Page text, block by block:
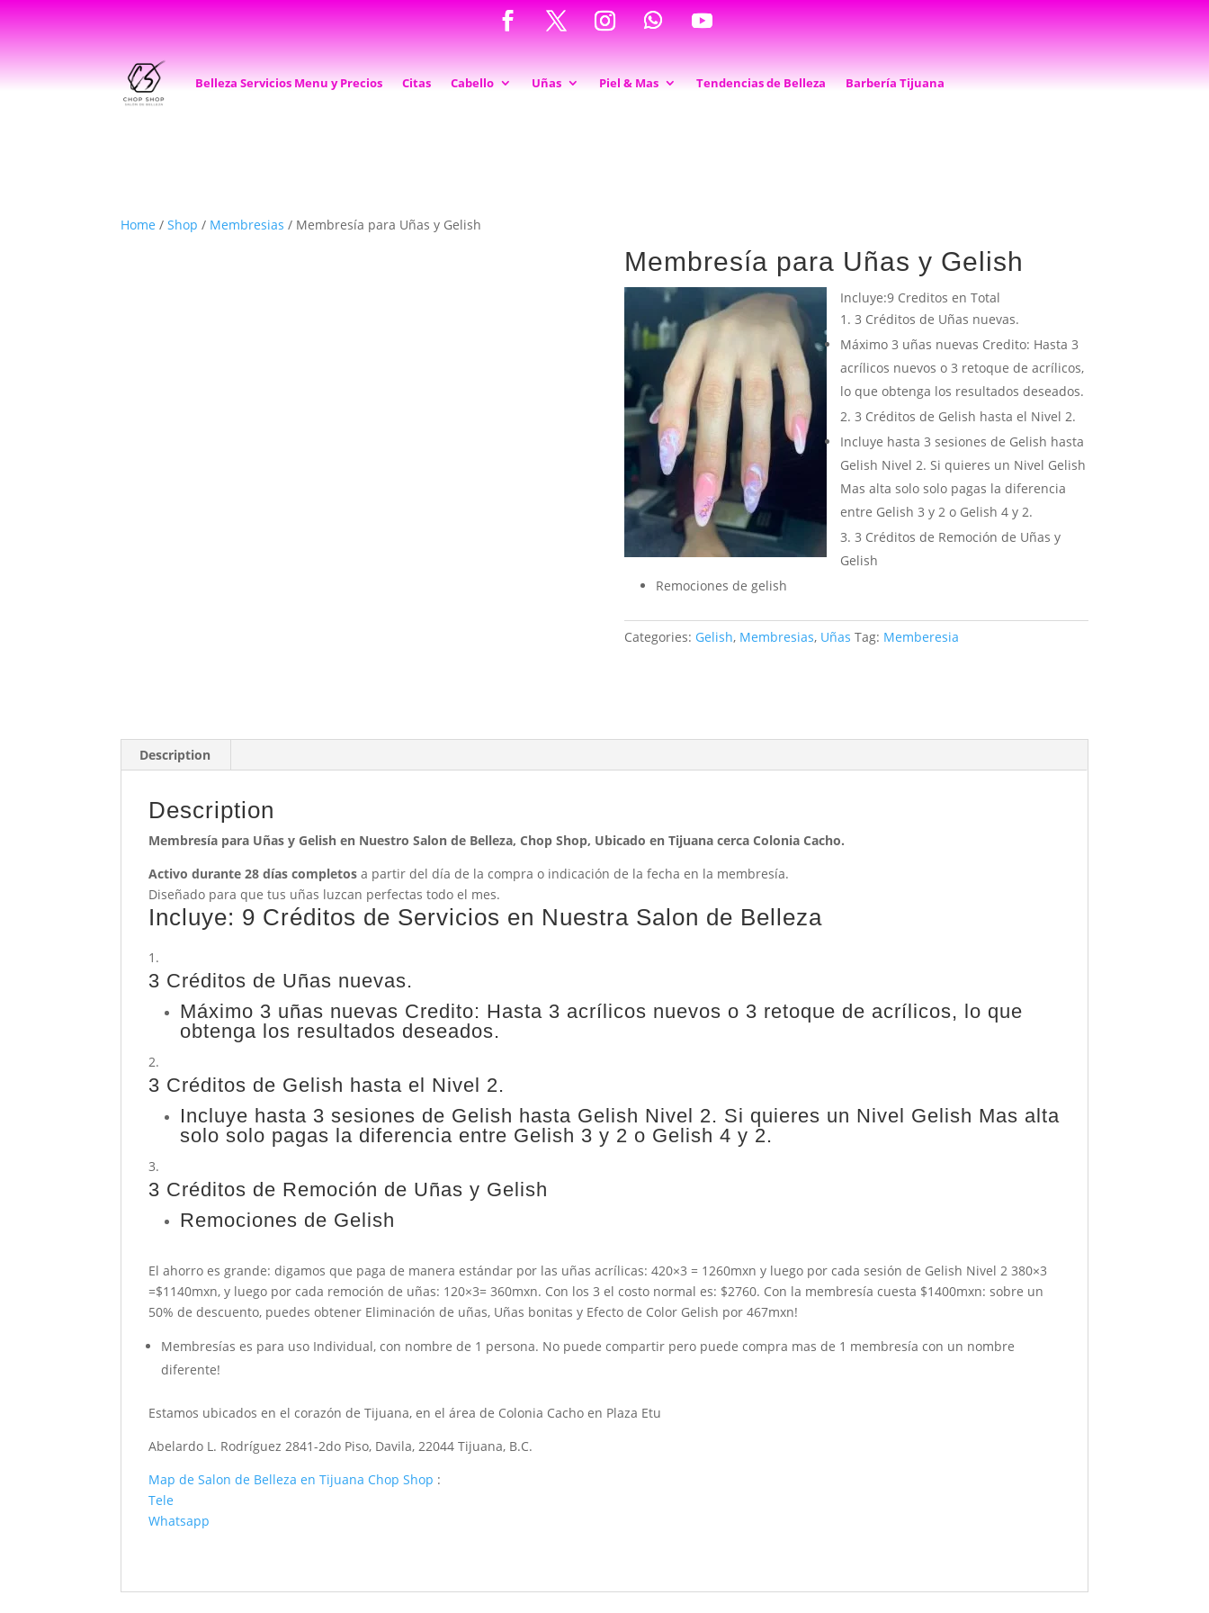
Belleza Servicios Menu y Precios Citas Cabello Uñas Piel & Mas Tendencias de Belleza Barbería Tijuana
Home /Shop / Membresias / Membresía para Uñas y Gelish
Membresía para Uñas y Gelish
Incluye:9 Creditos en Total
3 Créditos de Uñas nuevas.
Máximo 3 uñas nuevas Credito: Hasta 3
acrílicos nuevos o 3 retoque de acrílicos,
lo que obtenga los resultados deseados.
3 Créditos de Gelish hasta el Nivel 2.
Incluye hasta 3 sesiones de Gelish hasta
Gelish Nivel 2. Si quieres un Nivel Gelish
Mas alta solo solo pagas la diferencia
entre Gelish 3 y 2 o Gelish 4 y 2.
3 Créditos de Remoción de Uñas y
Gelish
Remociones de gelish
Categories: Gelish, Membresias, Uñas Tag: Memberesia
Description
Description
Membresía para Uñas y Gelish en Nuestro Salon de Belleza, Chop Shop, Ubicado en Tijuana cerca Colonia Cacho.
Activo durante 28 días completos a partir del día de la compra o indicación de la fecha en la membresía.
Diseñado para que tus uñas luzcan perfectas todo el mes.
Incluye: 9 Créditos de Servicios en Nuestra Salon de Belleza
3 Créditos de Uñas nuevas.
Máximo 3 uñas nuevas Credito: Hasta 3 acrílicos nuevos o 3 retoque de acrílicos, lo que
obtenga los resultados deseados.
3 Créditos de Gelish hasta el Nivel 2.
Incluye hasta 3 sesiones de Gelish hasta Gelish Nivel 2. Si quieres un Nivel Gelish Mas alta
solo solo pagas la diferencia entre Gelish 3 y 2 o Gelish 4 y 2.
3 Créditos de Remoción de Uñas y Gelish
Remociones de Gelish
El ahorro es grande: digamos que paga de manera estándar por las uñas acrílicas: 420×3 = 1260mxn y luego por cada sesión de Gelish Nivel 2 380×3
=$1140mxn, y luego por cada remoción de uñas: 120×3= 360mxn. Con los 3 el costo normal es: $2760. Con la membresía cuesta $1400mxn: sobre un
50% de descuento, puedes obtener Eliminación de uñas, Uñas bonitas y Efecto de Color Gelish por 467mxn!
Membresías es para uso Individual, con nombre de 1 persona. No puede compartir pero puede compra mas de 1 membresía con un nombre
diferente!
Estamos ubicados en el corazón de Tijuana, en el área de Colonia Cacho en Plaza Etu
Abelardo L. Rodríguez 2841-2do Piso, Davila, 22044 Tijuana, B.C.
Map de Salon de Belleza en Tijuana Chop Shop :
Tele
Whatsapp